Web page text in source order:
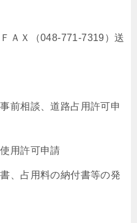
ＡＸ（048-771-7319）送
前相談、道路占用許可申
用許可申請
、占用料の納付書等の発